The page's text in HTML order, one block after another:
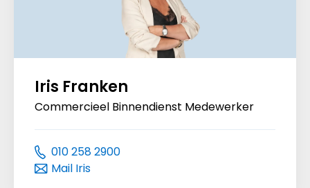
Iris Franken
Commercieel Binnendienst Medewerker
010 258 2900
Mail Iris